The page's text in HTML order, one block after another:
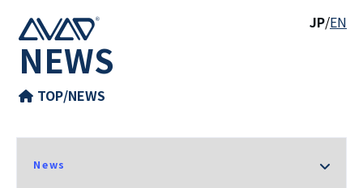
NEWS
TOP/NEWS
JP/EN